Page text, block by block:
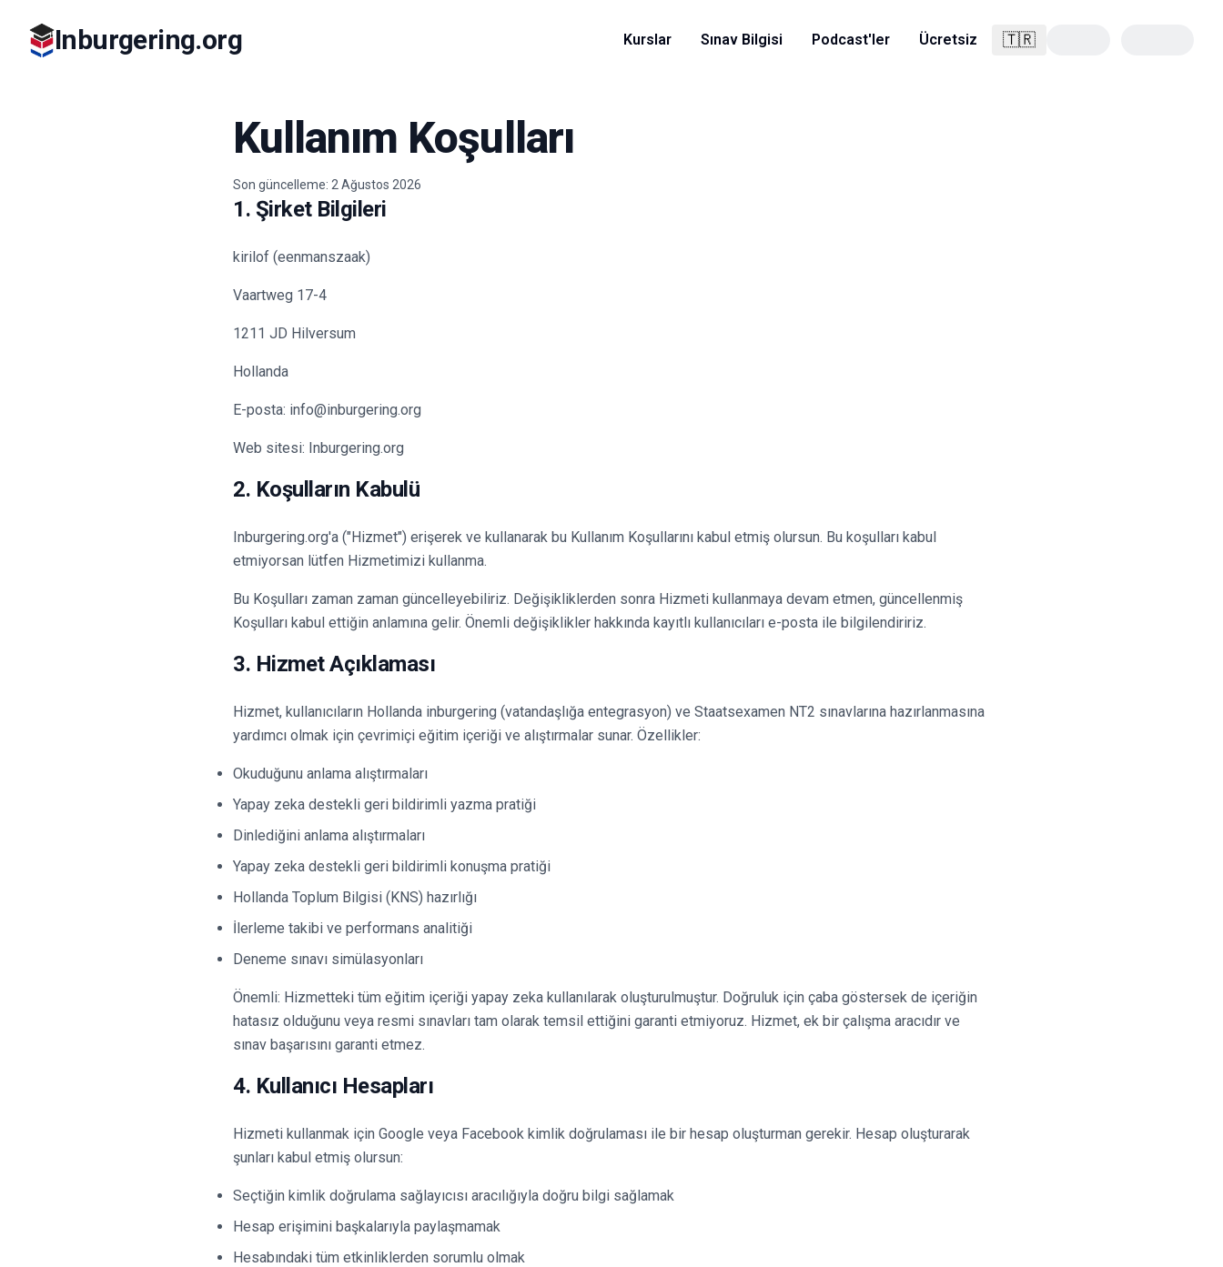
Inburgering.org Kurslar Sınav Bilgisi Podcast'ler Ücretsiz 🇹🇷Türkçe
Kullanım Koşulları
Son güncelleme: 2 Ağustos 2026
1. Şirket Bilgileri
kirilof (eenmanszaak)
Vaartweg 17-4
1211 JD Hilversum
Hollanda
E-posta: info@inburgering.org
Web sitesi: Inburgering.org
2. Koşulların Kabulü
Inburgering.org'a ("Hizmet") erişerek ve kullanarak bu Kullanım Koşullarını kabul etmiş olursun. Bu koşulları kabul
etmiyorsan lütfen Hizmetimizi kullanma.
Bu Koşulları zaman zaman güncelleyebiliriz. Değişikliklerden sonra Hizmeti kullanmaya devam etmen, güncellenmiş
Koşulları kabul ettiğin anlamına gelir. Önemli değişiklikler hakkında kayıtlı kullanıcıları e-posta ile bilgilendiririz.
3. Hizmet Açıklaması
Hizmet, kullanıcıların Hollanda inburgering (vatandaşlığa entegrasyon) ve Staatsexamen NT2 sınavlarına hazırlanmasına
yardımcı olmak için çevrimiçi eğitim içeriği ve alıştırmalar sunar. Özellikler:
Okuduğunu anlama alıştırmaları
Yapay zeka destekli geri bildirimli yazma pratiği
Dinlediğini anlama alıştırmaları
Yapay zeka destekli geri bildirimli konuşma pratiği
Hollanda Toplum Bilgisi (KNS) hazırlığı
İlerleme takibi ve performans analitiği
Deneme sınavı simülasyonları
Önemli: Hizmetteki tüm eğitim içeriği yapay zeka kullanılarak oluşturulmuştur. Doğruluk için çaba göstersek de içeriğin
hatasız olduğunu veya resmi sınavları tam olarak temsil ettiğini garanti etmiyoruz. Hizmet, ek bir çalışma aracıdır ve
sınav başarısını garanti etmez.
4. Kullanıcı Hesapları
Hizmeti kullanmak için Google veya Facebook kimlik doğrulaması ile bir hesap oluşturman gerekir. Hesap oluşturarak
şunları kabul etmiş olursun:
Seçtiğin kimlik doğrulama sağlayıcısı aracılığıyla doğru bilgi sağlamak
Hesap erişimini başkalarıyla paylaşmamak
Hesabındaki tüm etkinliklerden sorumlu olmak